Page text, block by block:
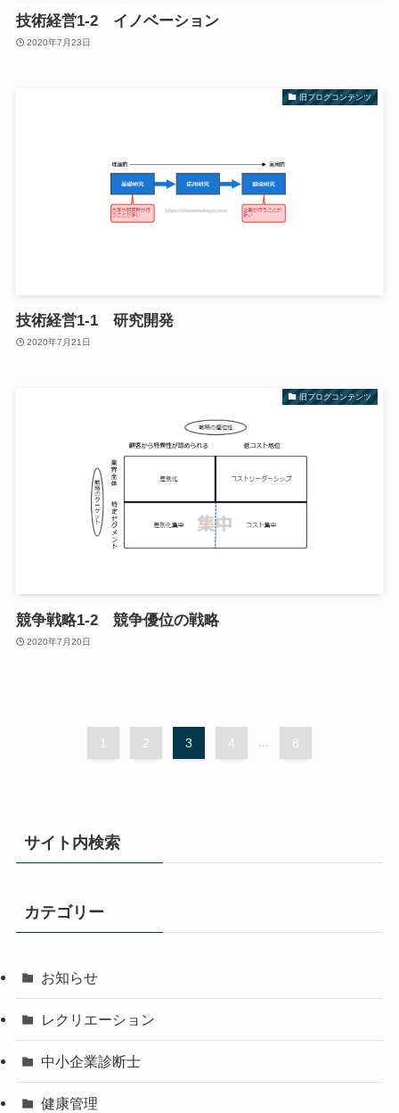
技術経営1-2 イノベーション
2020年7月23日
旧ブログコンテンツ
技術経営1-1 研究開発
2020年7月21日
旧ブログコンテンツ
競争戦略1-2 競争優位の戦略
2020年7月20日
1 2 3 4 ... 8
サイト内検索
カテゴリー
お知らせ
レクリエーション
中小企業診断士
健康管理